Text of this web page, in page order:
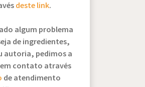
deste link.
algum problema
de ingredientes,
autoria, pedimos a
contato através
de atendimento